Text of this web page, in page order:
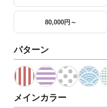
80,000円～
パターン
メインカラー